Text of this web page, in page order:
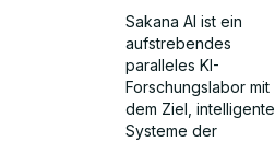
Sakana AI ist ein
aufstrebendes
paralleles KI-
Forschungslabor mit
dem Ziel, intelligente
Systeme der